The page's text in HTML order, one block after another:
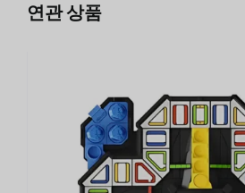
연관 상품